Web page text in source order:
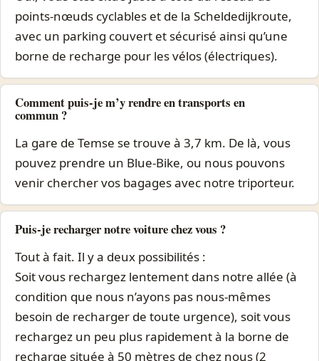
points-nœuds cyclables et de la Scheldedijkroute,
avec un parking couvert et sécurisé ainsi qu’une
borne de recharge pour les vélos (électriques).
Comment puis-je m’y rendre en transports en
commun ?
La gare de Temse se trouve à 3,7 km. De là, vous
pouvez prendre un Blue-Bike, ou nous pouvons
venir chercher vos bagages avec notre triporteur.
Puis-je recharger notre voiture chez vous ?
Tout à fait. Il y a deux possibilités :
Soit vous rechargez lentement dans notre allée (à
condition que nous n’ayons pas nous-mêmes
besoin de recharger de toute urgence), soit vous
rechargez un peu plus rapidement à la borne de
recharge située à 50 mètres de chez nous (2